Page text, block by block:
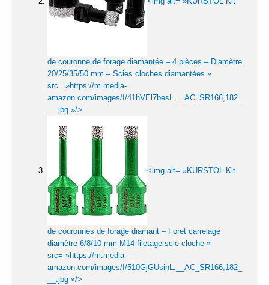
de couronne de forage diamantée – 4 pièces – Diamètre
20/25/35/50 mm – Scies cloches diamantées »
src= »https://m.media-
amazon.com/images/I/41hVEl7besL.__AC_SR166,182_
__.jpg »/>
<img alt= »KURSTOL Kit
de couronnes de forage diamant – Foret carrelage
diamètre 6/8/10 mm M14 filetage scie cloche »
src= »https://m.media-
amazon.com/images/I/510GjGUsihL.__AC_SR166,182_
__.jpg »/>